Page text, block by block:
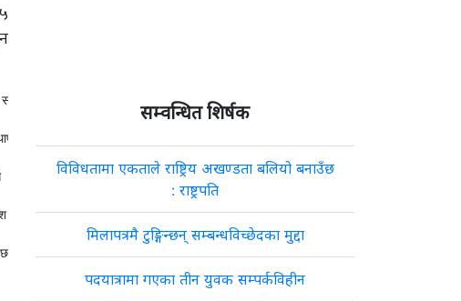
सञ्चालन गर्न समस्या हुने गरेको स्थानीय थमनारायण पौडेलले बताउनुभयो ।
समितिका निवर्तमान अध्यक्ष शङ्कर गिरीले बताउनुभयो । यही सडक हुँदै
बेवास्ता गरेको अस्पतालका निवर्तमान अध्यक्ष गिरीले बताउनुभयो ।
श्रेष्ठले बताउनुभयो । कुश्मा नगरपालिका–५ का वडाध्यक्ष रामहरि शर्माले आफ्नो वडामा
पूर्वाधार विकास कार्यालय पर्वतले यो वर्ष सडक निर्माण गर्न बजेट नभएकाले सम्भव
सम्वन्धित शिर्षक
विविधतामा एकताले राष्ट्रिय अखण्डता बलियो बनाउँछ
: राष्ट्रपति
मिलापत्रमै टुङ्गिन्छन् सम्बन्धविच्छेदका मुद्दा
पदयात्रामा गएका तीन युवक सम्पर्कविहीन